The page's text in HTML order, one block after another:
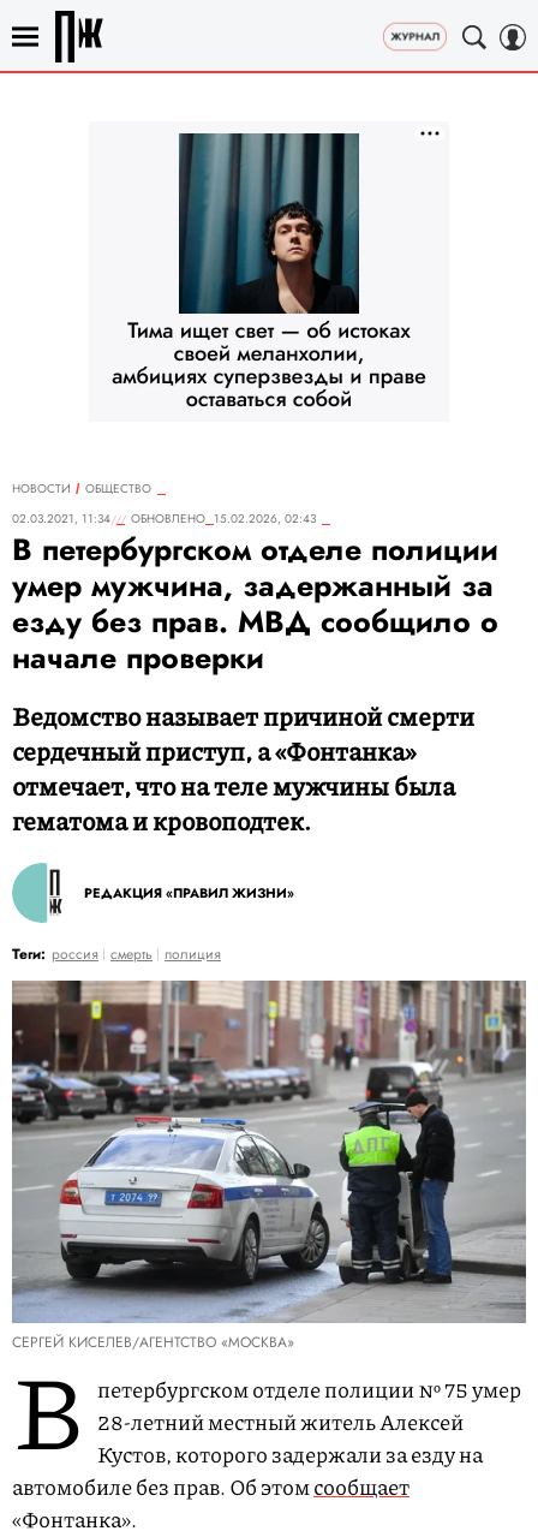
НОВОСТИ
ОБЩЕСТВО
02.03.2021, 11:34
ОБНОВЛЕНО 15.02.2026, 02:43
В петербургском отделе полиции
умер мужчина, задержанный за
езду без прав. МВД сообщило о
начале проверки
Ведомство называет причиной смерти
сердечный приступ, а «Фонтанка»
отмечает, что на теле мужчины была
гематома и кровоподтек.
РЕДАКЦИЯ «ПРАВИЛ ЖИЗНИ»
Теги: россия смерть полиция
СЕРГЕЙ КИСЕЛЕВ/АГЕНТСТВО «МОСКВА»
В петербургском отделе полиции № 75 умер
28-летний местный житель Алексей
Кустов, которого задержали за езду на
автомобиле без прав. Об этомсообщает
«Фонтанка».